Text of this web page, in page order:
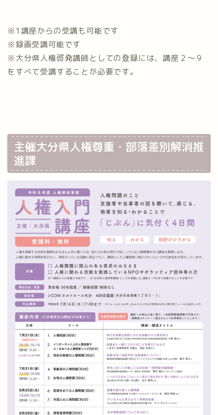
※1講座からの受講も可能です
※録画受講可能です
※大分県人権啓発講師としての登録には、講座２～９
をすべて受講することが必要です。
主催大分県人権尊重・部落差別解消推
進課